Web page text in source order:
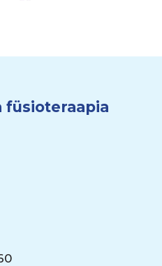
füsioteraapia